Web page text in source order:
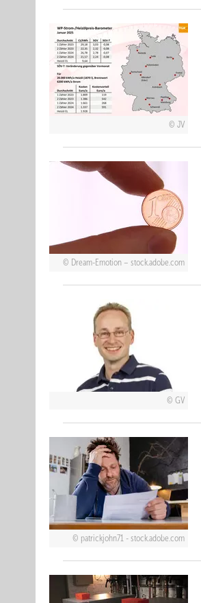
JV
Dream-Emotion – stock.adobe.com
GV
patrickjohn71 - stock.adobe.com